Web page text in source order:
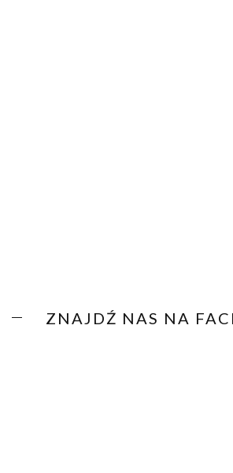
ZNAJDŹ NAS NA